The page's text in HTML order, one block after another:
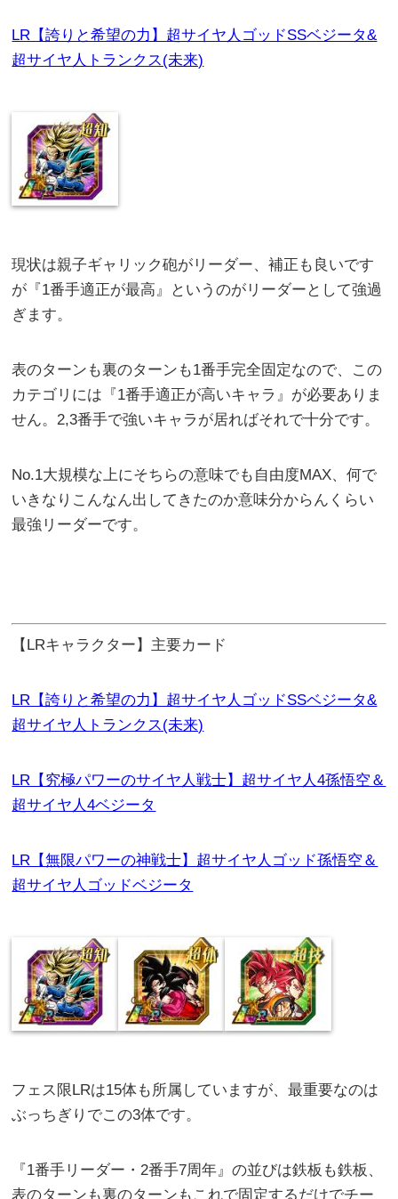
LR【誇りと希望の力】超サイヤ人ゴッドSSベジータ&
超サイヤ人トランクス(未来)
現状は親子ギャリック砲がリーダー、補正も良いです
が『1番手適正が最高』というのがリーダーとして強過
ぎます。
表のターンも裏のターンも1番手完全固定なので、この
カテゴリには『1番手適正が高いキャラ』が必要ありま
せん。2,3番手で強いキャラが居ればそれで十分です。
No.1大規模な上にそちらの意味でも自由度MAX、何で
いきなりこんなん出してきたのか意味分からんくらい
最強リーダーです。
【LRキャラクター】主要カード
LR【誇りと希望の力】超サイヤ人ゴッドSSベジータ&
超サイヤ人トランクス(未来)
LR【究極パワーのサイヤ人戦士】超サイヤ人4孫悟空＆
超サイヤ人4ベジータ
LR【無限パワーの神戦士】超サイヤ人ゴッド孫悟空＆
超サイヤ人ゴッドベジータ
フェス限LRは15体も所属していますが、最重要なのは
ぶっちぎりでこの3体です。
『1番手リーダー・2番手7周年』の並びは鉄板も鉄板、
表のターンも裏のターンもこれで固定するだけでチー